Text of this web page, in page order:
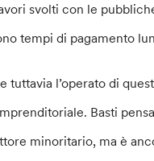
svolti con le
tempi di pagamento
tuttavia l’operato di
Basti
minoritario, ma è